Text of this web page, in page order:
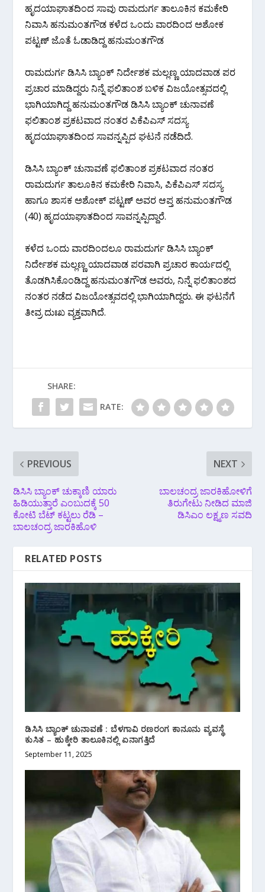
ಹೃದಯಾಘಾತದಿಂದ ಸಾವು ರಾಮದುರ್ಗ ತಾಲೂಕಿನ ಕಮಕೇರಿ
ನಿವಾಸಿ ಹನುಮಂತಗೌಡ ಕಳೆದ ಒಂದು ವಾರದಿಂದ ಅಶೋಕ
ಪಟ್ಟಣ್ ಜೊತೆ ಓಡಾಡಿದ್ದ ಹನುಮಂತಗೌಡ
ರಾಮದುರ್ಗ ಡಿಸಿಸಿ ಬ್ಯಾಂಕ್ ನಿರ್ದೇಶಕ ಮಲ್ಲಣ್ಣ ಯಾದವಾಡ ಪರ
ಪ್ರಚಾರ ಮಾಡಿದ್ದರು ನಿನ್ನೆ ಫಲಿತಾಂಶ ಬಳಿಕ ವಿಜಯೋತ್ಸವದಲ್ಲಿ
ಭಾಗಿಯಾಗಿದ್ದ ಹನುಮಂತಗೌಡ ಡಿಸಿಸಿ ಬ್ಯಾಂಕ್ ಚುನಾವಣೆ
ಫಲಿತಾಂಶ ಪ್ರಕಟವಾದ ನಂತರ ಪಿಕೆಪಿಎಸ್ ಸದಸ್ಯ
ಹೃದಯಾಘಾತದಿಂದ ಸಾವನ್ನಪ್ಪಿದ ಘಟನೆ ನಡೆದಿದೆ.
ಡಿಸಿಸಿ ಬ್ಯಾಂಕ್ ಚುನಾವಣೆ ಫಲಿತಾಂಶ ಪ್ರಕಟವಾದ ನಂತರ
ರಾಮದುರ್ಗ ತಾಲೂಕಿನ ಕಮಕೇರಿ ನಿವಾಸಿ, ಪಿಕೆಪಿಎಸ್ ಸದಸ್ಯ
ಹಾಗೂ ಶಾಸಕ ಅಶೋಕ್ ಪಟ್ಟಣ್ ಅವರ ಆಪ್ತ ಹನುಮಂತಗೌಡ
(40) ಹೃದಯಾಘಾತದಿಂದ ಸಾವನ್ನಪ್ಪಿದ್ದಾರೆ.
ಕಳೆದ ಒಂದು ವಾರದಿಂದಲೂ ರಾಮದುರ್ಗ ಡಿಸಿಸಿ ಬ್ಯಾಂಕ್
ನಿರ್ದೇಶಕ ಮಲ್ಲಣ್ಣ ಯಾದವಾಡ ಪರವಾಗಿ ಪ್ರಚಾರ ಕಾರ್ಯದಲ್ಲಿ
ತೊಡಗಿಸಿಕೊಂಡಿದ್ದ ಹನುಮಂತಗೌಡ ಅವರು, ನಿನ್ನೆ ಫಲಿತಾಂಶದ
ನಂತರ ನಡೆದ ವಿಜಯೋತ್ಸವದಲ್ಲಿ ಭಾಗಿಯಾಗಿದ್ದರು. ಈ ಘಟನೆಗೆ
ತೀವ್ರ ದುಃಖ ವ್ಯಕ್ತವಾಗಿದೆ.
SHARE:
RATE:
PREVIOUS
ಡಿಸಿಸಿ ಬ್ಯಾಂಕ್ ಚುಕ್ಕಾಣಿ ಯಾರು
ಹಿಡಿಯುತ್ತಾರೆ ಎಂಬುದಕ್ಕೆ 50
ಕೋಟಿ ಬೆಟ್ ಕಟ್ಟಲು ರೆಡಿ –
ಬಾಲಚಂದ್ರ ಜಾರಕಿಹೊಳಿ‌
NEXT
ಬಾಲಚಂದ್ರ ಜಾರಕಿಹೋಳಿಗೆ
ತಿರುಗೇಟು ನೀಡಿದ ಮಾಜಿ
ಡಿಸಿಎಂ ಲಕ್ಷ್ಮಣ ಸವದಿ
RELATED POSTS
ಡಿಸಿಸಿ ಬ್ಯಾಂಕ್ ಚುನಾವಣೆ : ಬೆಳಗಾವಿ ರಣರಂಗ ಕಾನೂನು ವ್ಯವಸ್ಥೆ
ಕುಸಿತ – ಹುಕ್ಕೇರಿ ತಾಲೂಕಿನಲ್ಲಿ ಏನಾಗತ್ತಿದೆ
September 11, 2025